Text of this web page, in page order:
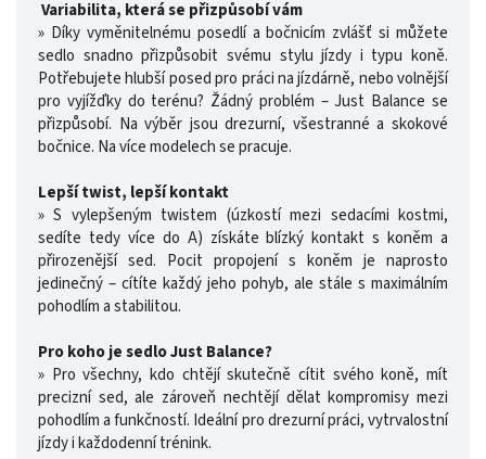
Variabilita, která se přizpůsobí vám
» Díky vyměnitelnému posedlí a bočnicím zvlášť si můžete
sedlo snadno přizpůsobit svému stylu jízdy i typu koně.
Potřebujete hlubší posed pro práci na jízdárně, nebo volnější
pro vyjížďky do terénu? Žádný problém – Just Balance se
přizpůsobí. Na výběr jsou drezurní, všestranné a skokové
bočnice. Na více modelech se pracuje.
Lepší twist, lepší kontakt
» S vylepšeným twistem (úzkostí mezi sedacími kostmi,
sedíte tedy více do A) získáte blízký kontakt s koněm a
přirozenější sed. Pocit propojení s koněm je naprosto
jedinečný – cítíte každý jeho pohyb, ale stále s maximálním
pohodlím a stabilitou.
Pro koho je sedlo Just Balance?
» Pro všechny, kdo chtějí skutečně cítit svého koně, mít
precizní sed, ale zároveň nechtějí dělat kompromisy mezi
pohodlím a funkčností. Ideální pro drezurní práci, vytrvalostní
jízdy i každodenní trénink.